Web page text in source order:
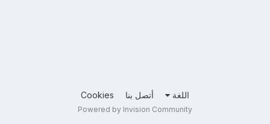
اللغة أتصل بنا Cookies
Powered by Invision Community